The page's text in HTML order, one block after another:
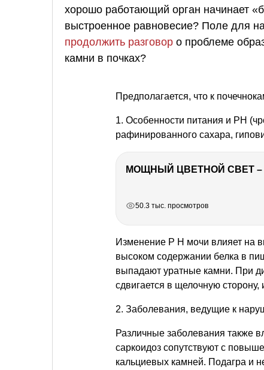
хорошо работающий орган начинает
выстроенное равновесие? Поле для
продолжить разговор о проблеме
камни в почках?
Предполагается, что к
1. Особенности питания и РН
рафинированного сахара,
МОЩНЫЙ ЦВЕТНОЙ СВЕТ –
50.3 тыс. просмотров
Изменение Р Н мочи влияет на
высоком содержании белка в
выпадают уратные камни. При
сдвигается в щелочную
2. Заболевания, ведущие к
Различные заболевания также
саркоидоз сопутствуют с
кальциевых камней. Подагра и